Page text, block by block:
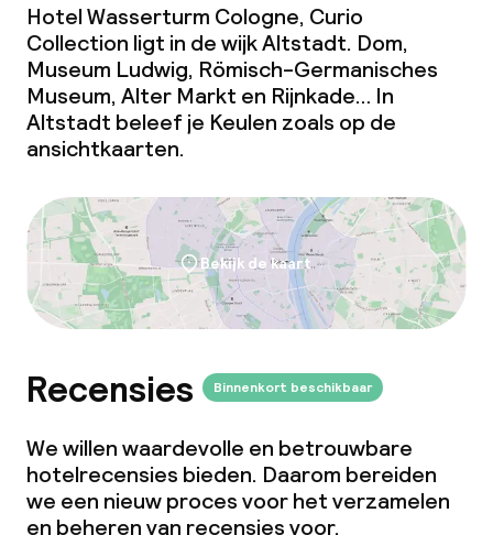
Hotel Wasserturm Cologne, Curio
Collection ligt in de wijk Altstadt. Dom,
Museum Ludwig, Römisch-Germanisches
Museum, Alter Markt en Rijnkade… In
Altstadt beleef je Keulen zoals op de
ansichtkaarten.
Bekijk de kaart
Recensies Binnenkort beschikbaar
We willen waardevolle en betrouwbare
hotelrecensies bieden. Daarom bereiden
we een nieuw proces voor het verzamelen
en beheren van recensies voor.